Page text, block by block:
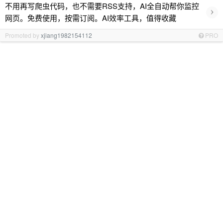
不用再写爬虫代码，也不需要RSS支持，AI全自动帮你监控
网页。免费使用，按需订阅。AI效率工具，值得收藏
›
Promoted byxjiang1982154112 PRO